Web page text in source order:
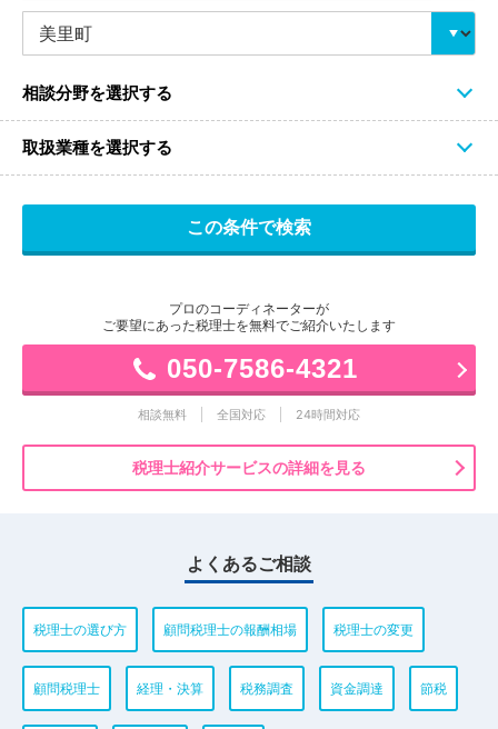
相談分野を選択する
取扱業種を選択する
プロのコーディネーターが
ご要望にあった税理士を無料でご紹介いたします
050-7586-4321
相談無料 全国対応 24時間対応
税理士紹介サービスの詳細を見る
よくあるご相談
税理士の選び方 顧問税理士の報酬相場 税理士の変更
顧問税理士 経理・決算 税務調査 資金調達 節税